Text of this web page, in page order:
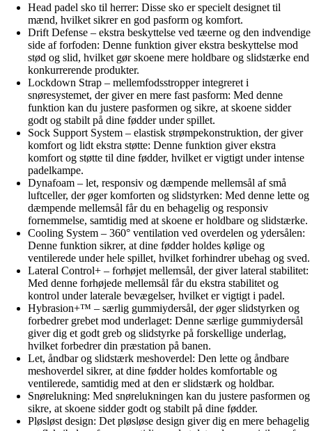
Head padel sko til herrer: Disse sko er specielt designet til
mænd, hvilket sikrer en god pasform og komfort.
Drift Defense – ekstra beskyttelse ved tæerne og den indvendige
side af forfoden: Denne funktion giver ekstra beskyttelse mod
stød og slid, hvilket gør skoene mere holdbare og slidstærke end
konkurrerende produkter.
Lockdown Strap – mellemfodsstropper integreret i
snøresystemet, der giver en mere fast pasform: Med denne
funktion kan du justere pasformen og sikre, at skoene sidder
godt og stabilt på dine fødder under spillet.
Sock Support System – elastisk strømpekonstruktion, der giver
komfort og lidt ekstra støtte: Denne funktion giver ekstra
komfort og støtte til dine fødder, hvilket er vigtigt under intense
padelkampe.
Dynafoam – let, responsiv og dæmpende mellemsål af små
luftceller, der øger komforten og slidstyrken: Med denne lette og
dæmpende mellemsål får du en behagelig og responsiv
fornemmelse, samtidig med at skoene er holdbare og slidstærke.
Cooling System – 360° ventilation ved overdelen og ydersålen:
Denne funktion sikrer, at dine fødder holdes kølige og
ventilerede under hele spillet, hvilket forhindrer ubehag og sved.
Lateral Control+ – forhøjet mellemsål, der giver lateral stabilitet:
Med denne forhøjede mellemsål får du ekstra stabilitet og
kontrol under laterale bevægelser, hvilket er vigtigt i padel.
Hybrasion+™ – særlig gummiydersål, der øger slidstyrken og
forbedrer grebet mod underlaget: Denne særlige gummiydersål
giver dig et godt greb og slidstyrke på forskellige underlag,
hvilket forbedrer din præstation på banen.
Let, åndbar og slidstærk meshoverdel: Den lette og åndbare
meshoverdel sikrer, at dine fødder holdes komfortable og
ventilerede, samtidig med at den er slidstærk og holdbar.
Snørelukning: Med snørelukningen kan du justere pasformen og
sikre, at skoene sidder godt og stabilt på dine fødder.
Pløsløst design: Det pløsløse design giver dig en mere behagelig